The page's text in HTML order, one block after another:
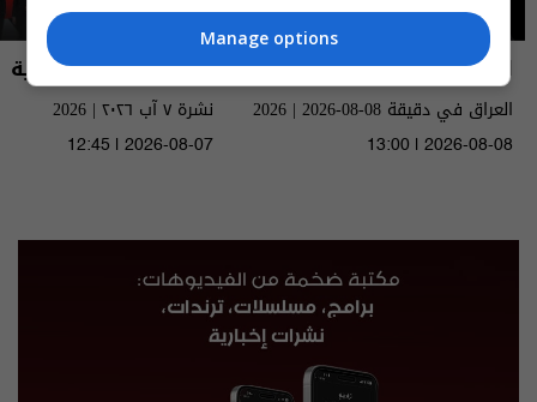
العراق في دقيقة
العراق في دقيقة 08-08-2026 | 2026
13:00 | 2026-08-08
نشرة أخبار السومرية
نشرة ٧ آب ٢٠٢٦ | 2026
12:45 | 2026-08-07
Manage options